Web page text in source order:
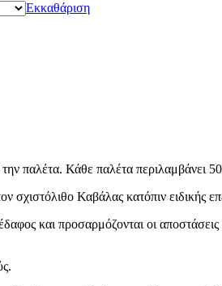
Εκκαθάριση
παλέτα. Κάθε παλέτα περιλαμβάνει
σχιστόλιθο Καβάλας κατόπιν ειδικής
και προσαρμόζονται οι